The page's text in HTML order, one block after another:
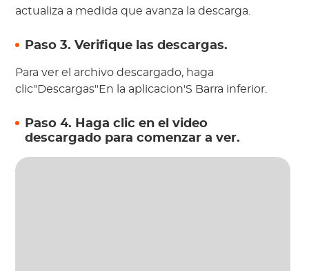
actualiza a medida que avanza la descarga.
Paso 3. Verifique las descargas.
Para ver el archivo descargado, haga
clic"Descargas"En la aplicacion'S Barra inferior.
Paso 4. Haga clic en el video
descargado para comenzar a ver.